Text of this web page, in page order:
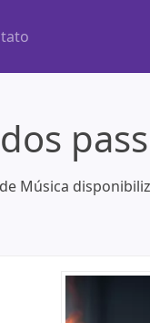
Música